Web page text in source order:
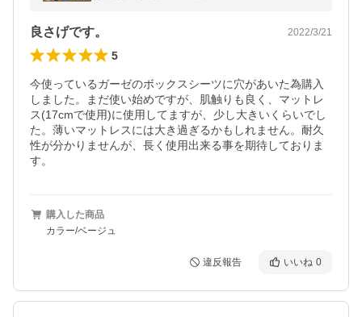
良さげです。 2022/3/21
5
今使っているガーゼのボックスシーツに穴があいた為購入
しました。まだ使い始めですが、肌触りも良く、マットレ
ス(17cmで使用)に使用してますが、少し大きいくらいでし
た。薄いマットレスには大き過ぎるかもしれません。耐久
性が分かりませんが、長く使用出来る事を期待しておりま
す。
購入した商品
カラー/ベージュ
違反報告 いいね 0